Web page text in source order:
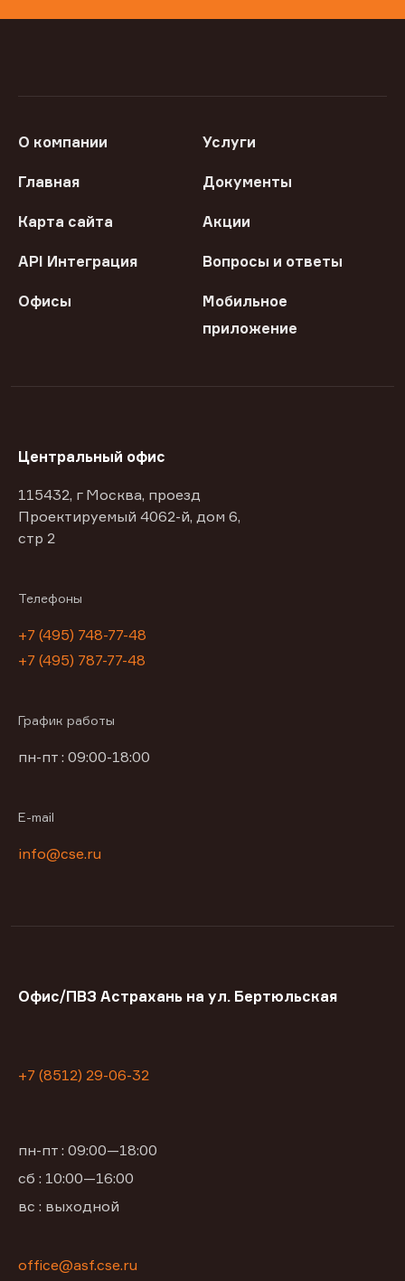
О компании Услуги
Главная Документы
Карта сайта Акции
API Интеграция Вопросы и ответы
Офисы
Мобильное
приложение
Центральный офис
115432, г Москва, проезд
Проектируемый 4062-й, дом 6,
стр 2
Телефоны
+7 (495) 748-77-48
+7 (495) 787-77-48
График работы
пн-пт : 09:00-18:00
E-mail
info@cse.ru
Офис/ПВЗ Астрахань на ул. Бертюльская
+7 (8512) 29-06-32
пн-пт : 09:00—18:00
сб : 10:00—16:00
вс : выходной
office@asf.cse.ru